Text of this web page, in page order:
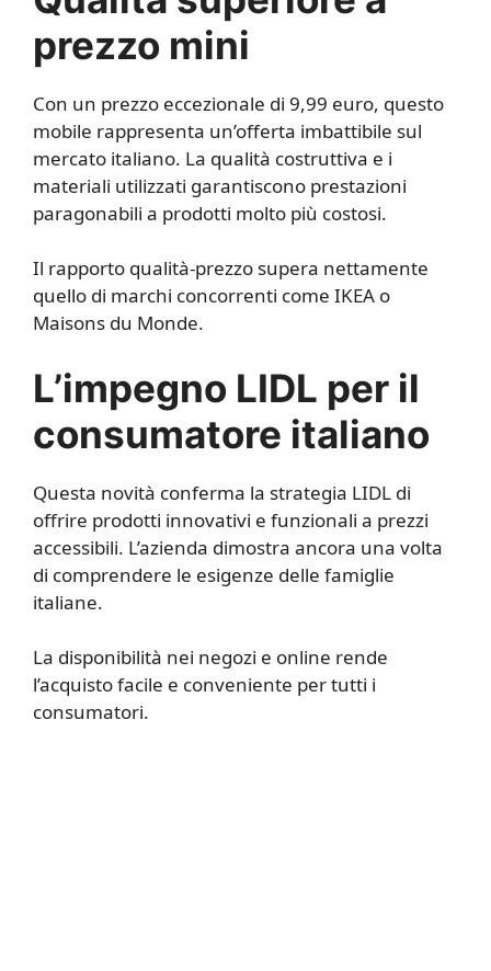
prezzo mini
Con un prezzo eccezionale di 9,99 euro, questo
mobile rappresenta un’offerta imbattibile sul
mercato italiano. La qualità costruttiva e i
materiali utilizzati garantiscono prestazioni
paragonabili a prodotti molto più costosi.
Il rapporto qualità-prezzo supera nettamente
quello di marchi concorrenti come IKEA o
Maisons du Monde.
L’impegno LIDL per il
consumatore italiano
Questa novità conferma la strategia LIDL di
offrire prodotti innovativi e funzionali a prezzi
accessibili. L’azienda dimostra ancora una volta
di comprendere le esigenze delle famiglie
italiane.
La disponibilità nei negozi e online rende
l’acquisto facile e conveniente per tutti i
consumatori.